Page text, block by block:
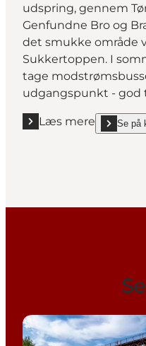
udspring, gennem
Genfundne Bro og
det smukke område
Sukkertoppen. I
tage
udgangspunkt - god
Læs mere
Læs mere "På Se på
show På